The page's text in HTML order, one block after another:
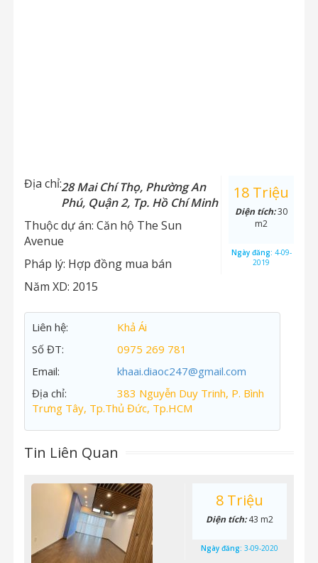
Địa chỉ:28 Mai Chí Thọ, Phường An
Phú, Quận 2, Tp. Hồ Chí Minh
Thuộc dự án: Căn hộ The Sun
Avenue
Pháp lý: Hợp đồng mua bán
Năm XD: 2015
18 Triệu
Diện tích:30
m2
Ngày đăng: 4-09-
2019
Liên hệ:
Khả Ái
Số ĐT:
0975 269 781
Email:
khaai.diaoc247@gmail.com
Địa chỉ:
383 Nguyễn Duy Trinh, P. Bình
Trưng Tây, Tp.Thủ Đức, Tp.HCM
Tin Liên Quan
8 Triệu
Diện tích:43 m2
Ngày đăng: 3-09-2020